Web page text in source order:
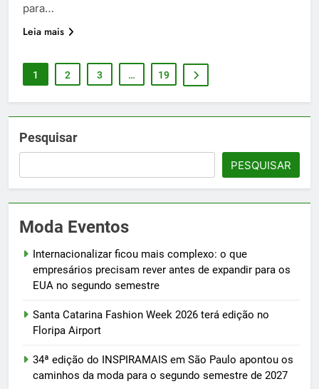
para…
Leia mais
1 2 3 … 19
Pesquisar
PESQUISAR
Moda Eventos
Internacionalizar ficou mais complexo: o que
empresários precisam rever antes de expandir para os
EUA no segundo semestre
Santa Catarina Fashion Week 2026 terá edição no
Floripa Airport
34ª edição do INSPIRAMAIS em São Paulo apontou os
caminhos da moda para o segundo semestre de 2027